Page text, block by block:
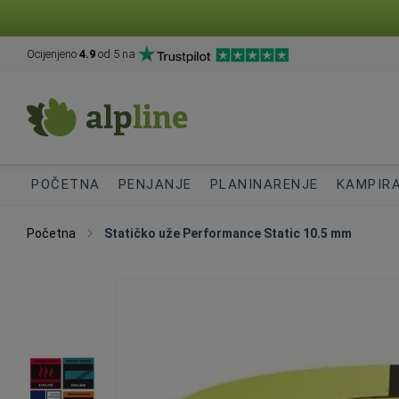
Ocijenjeno 4.9 od 5 na
POČETNA PENJANJE PLANINARENJE
Početna Statičko uže Performance Static 10.5 mm
of
the